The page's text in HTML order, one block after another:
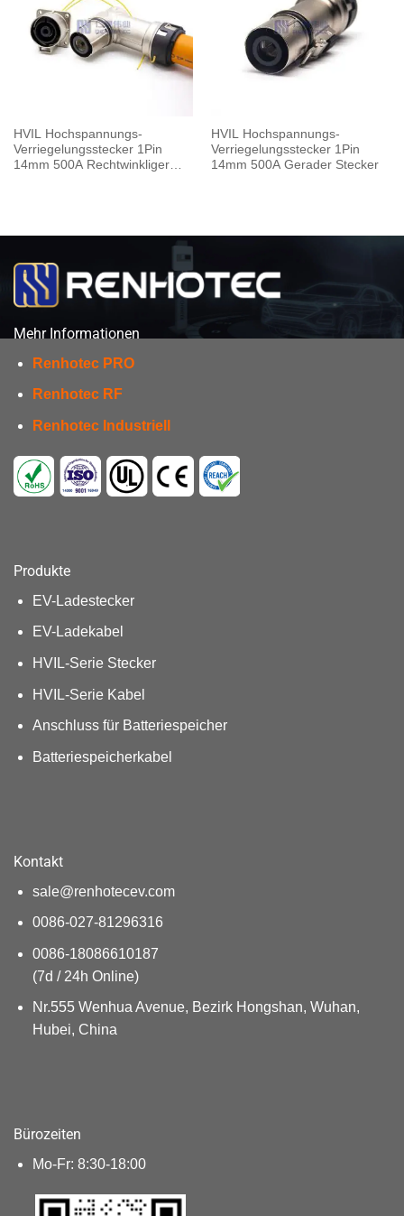
HVIL Hochspannungs-
Verriegelungsstecker 1Pin
14mm 500A Rechtwinkliger
HVIL Hochspannungs-
Verriegelungsstecker 1Pin
14mm 500A Gerader Stecker
Mehr Informationen
Renhotec PRO
Renhotec RF
Renhotec Industriell
Produkte
EV-Ladestecker
EV-Ladekabel
HVIL-Serie Stecker
HVIL-Serie Kabel
Anschluss für Batteriespeicher
Batteriespeicherkabel
Kontakt
sale@renhotecev.com
0086-027-81296316
0086-18086610187
(7d / 24h Online)
Nr.555 Wenhua Avenue, Bezirk Hongshan, Wuhan,
Hubei, China
Bürozeiten
Mo-Fr: 8:30-18:00